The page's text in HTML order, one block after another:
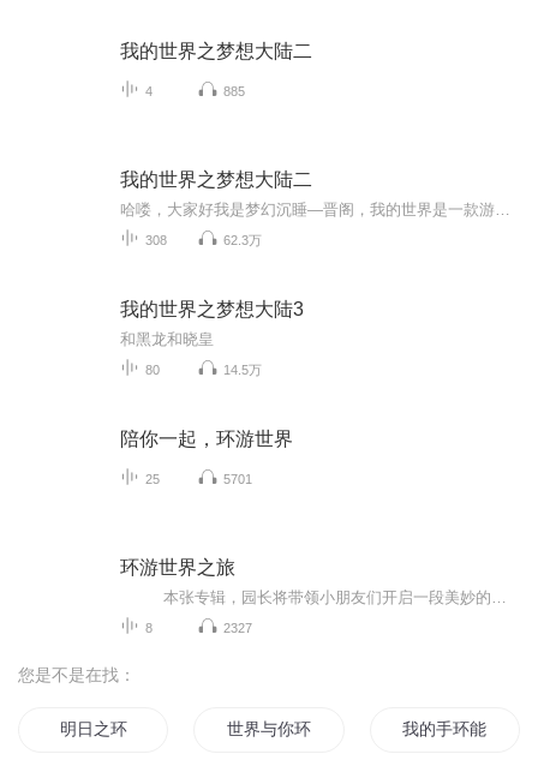
我的世界之梦想大陆二
4 885
我的世界之梦想大陆二
308 62.3万
我的世界之梦想大陆3
和黑龙和晓皇
80 14.5万
陪你一起，环游世界
25 5701
环游世界之旅
8 2327
您是不是在找：
明日之环 世界与你环环相扣 我的手环能修仙